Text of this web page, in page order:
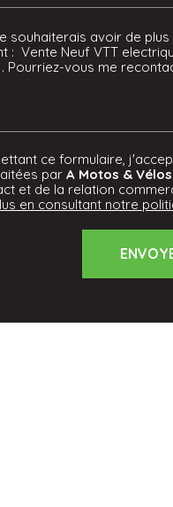
ce formulaire,
par A Motos & Vélos
et de la relation
en consultant notre